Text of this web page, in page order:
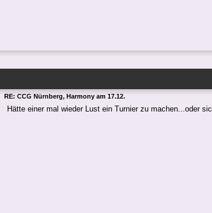
RE: CCG Nürnberg, Harmony am 17.12.
Hätte einer mal wieder Lust ein Turnier zu machen...oder